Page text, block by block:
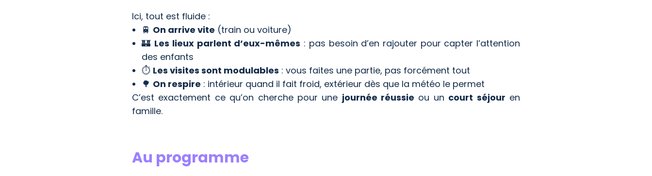
Ici, tout est fluide :
🚆 On arrive vite (train ou voiture)
🏰 Les lieux parlent d’eux-mêmes : pas besoin d’en rajouter pour capter l’attention
des enfants
⏱ Les visites sont modulables : vous faites une partie, pas forcément tout
🌳 On respire : intérieur quand il fait froid, extérieur dès que la météo le permet
C’est exactement ce qu’on cherche pour une journée réussie ou un court séjour en
famille.
Au programme